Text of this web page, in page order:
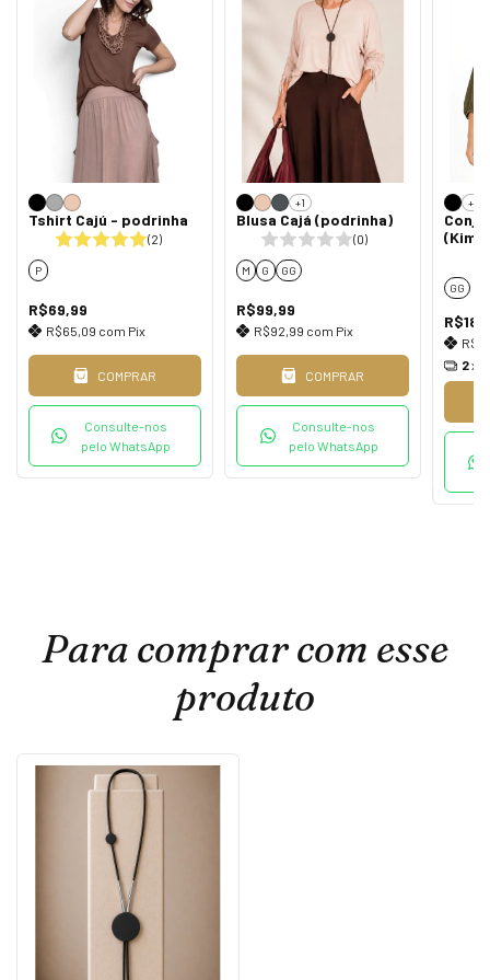
Tshirt Cajú - podrinha
(2)
P
R$69,99
R$65,09 com Pix
COMPRAR
Consulte-nos
pelo WhatsApp
+1
Blusa Cajá (podrinha)
(0)
M G GG
R$99,99
R$92,99 com Pix
COMPRAR
Consulte-nos
pelo WhatsApp
+2
GG
2x
Para comprar com esse
produto